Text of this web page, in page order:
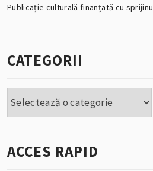
Publicație culturală finanțată cu
CATEGORII
ACCES RAPID